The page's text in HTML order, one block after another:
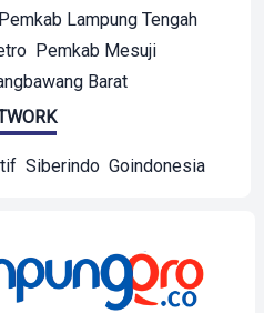
Pemkab Lampung Tengah
Pemkab Mesuji
Barat
Siberindo Goindonesia